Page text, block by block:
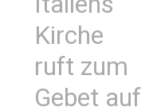
Kirche
ruft zum
Gebet auf